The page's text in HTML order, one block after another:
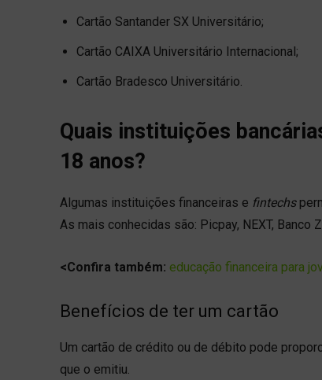
Cartão Santander SX Universitário;
Cartão CAIXA Universitário Internacional;
Cartão Bradesco Universitário.
Quais instituições
18 anos?
Algumas instituições financeiras e fintechs
As mais conhecidas são: Picpay, NEXT, Banco
<Confira também: educação financeira para
Benefícios de ter um cartão
Um cartão de crédito ou de débito pode
que o emitiu.